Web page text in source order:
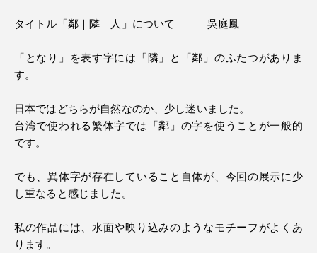
タイトル「鄰｜隣 人」について 吳庭鳳
「となり」を表す字には「隣」と「鄰」のふたつがありま
す。
日本ではどちらが自然なのか、少し迷いました。
台湾で使われる繁体字では「鄰」の字を使うことが一般的
です。
でも、異体字が存在していること自体が、今回の展示に少
し重なると感じました。
私の作品には、水面や映り込みのようなモチーフがよくあ
ります。